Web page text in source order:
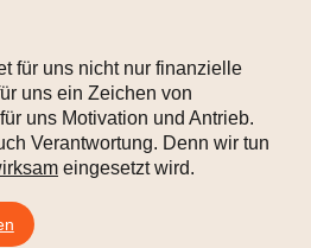
für uns nicht nur finanzielle
uns ein Zeichen von
uns Motivation und Antrieb.
Verantwortung. Denn wir tun
eingesetzt wird.